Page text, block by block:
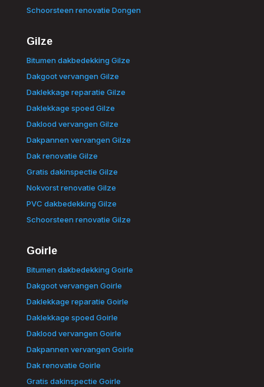
Schoorsteen renovatie Dongen
Gilze
Bitumen dakbedekking Gilze
Dakgoot vervangen Gilze
Daklekkage reparatie Gilze
Daklekkage spoed Gilze
Daklood vervangen Gilze
Dakpannen vervangen Gilze
Dak renovatie Gilze
Gratis dakinspectie Gilze
Nokvorst renovatie Gilze
PVC dakbedekking Gilze
Schoorsteen renovatie Gilze
Goirle
Bitumen dakbedekking Goirle
Dakgoot vervangen Goirle
Daklekkage reparatie Goirle
Daklekkage spoed Goirle
Daklood vervangen Goirle
Dakpannen vervangen Goirle
Dak renovatie Goirle
Gratis dakinspectie Goirle